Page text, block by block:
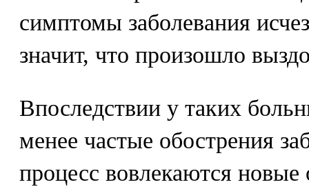
симптомы заболевания
значит, что произошло
Впоследствии у таких
менее частые обострения
процесс вовлекаются